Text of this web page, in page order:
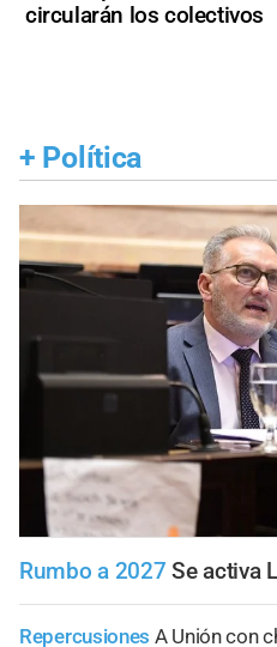
circularán los colectivos
+ Política
Rumbo a 2027 Se activa
Repercusiones A Unión con